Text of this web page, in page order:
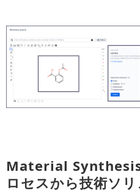
Material
ロセスから技術ソ